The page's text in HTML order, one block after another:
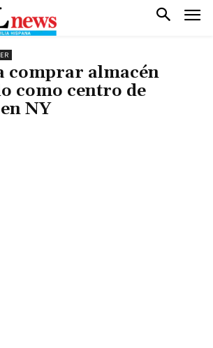
comprar almacén
como centro de
NY